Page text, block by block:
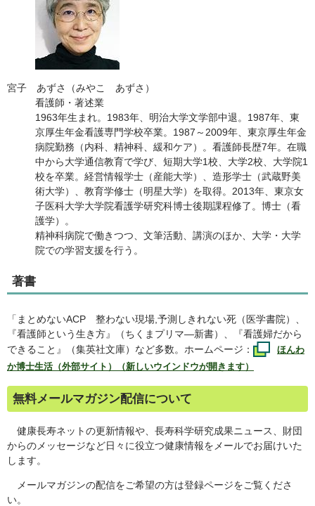
宮子 あずさ（みやこ あずさ）
看護師・著述業
1963年生まれ。1983年、明治大学文学部中退。1987年、東
京厚生年金看護専門学校卒業。1987～2009年、東京厚生年金
病院勤務（内科、精神科、緩和ケア）。看護師長歴7年。在職
中から大学通信教育で学び、短期大学1校、大学2校、大学院1
校を卒業。経営情報学士（産能大学）、造形学士（武蔵野美
術大学）、教育学修士（明星大学）を取得。2013年、東京女
子医科大学大学院看護学研究科博士後期課程修了。博士（看
護学）。
精神科病院で働きつつ、文筆活動、講演のほか、大学・大学
院での学習支援を行う。
著書
「まとめないACP 整わない現場,予測しきれない死（医学書院）、
『看護師という生き方』（ちくまプリマ―新書）、『看護婦だから
できること』（集英社文庫）など多数。ホームページ：
ほんわ
か博士生活（外部サイト）（新しいウインドウが開きます）
無料メールマガジン配信について
健康長寿ネットの更新情報や、長寿科学研究成果ニュース、財団
からのメッセージなど日々に役立つ健康情報をメールでお届けいた
します。
メールマガジンの配信をご希望の方は登録ページをご覧くださ
い。